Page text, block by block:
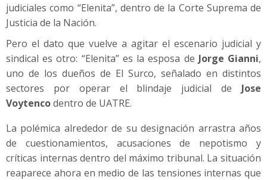
judiciales como “Elenita”, dentro de la Corte Suprema de
Justicia de la Nación.
Pero el dato que vuelve a agitar el escenario judicial y
sindical es otro: “Elenita” es la esposa de Jorge Gianni,
uno de los dueños de El Surco, señalado en distintos
sectores por operar el blindaje judicial de Jose
Voytencodentro de UATRE.
La polémica alrededor de su designación arrastra años
de cuestionamientos, acusaciones de nepotismo y
críticas internas dentro del máximo tribunal. La situación
reaparece ahora en medio de las tensiones internas que